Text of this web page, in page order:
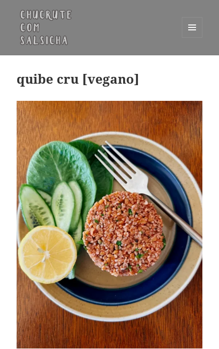
WIDGETS
quibe cru [vegano]